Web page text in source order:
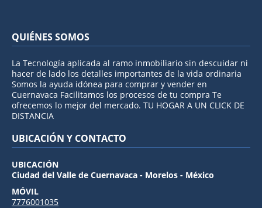
QUIÉNES SOMOS
La Tecnología aplicada al ramo inmobiliario sin descuidar ni
hacer de lado los detalles importantes de la vida ordinaria
Somos la ayuda idónea para comprar y vender en
Cuernavaca Facilitamos los procesos de tu compra Te
ofrecemos lo mejor del mercado. TU HOGAR A UN CLICK DE
DISTANCIA
UBICACIÓN Y CONTACTO
UBICACIÓN
Ciudad del Valle de Cuernavaca - Morelos - México
MÓVIL
7776001035